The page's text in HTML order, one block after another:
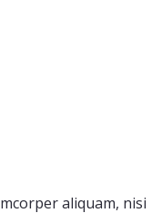
aliquam, nisi